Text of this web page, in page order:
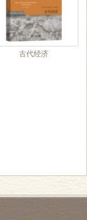
古代经济